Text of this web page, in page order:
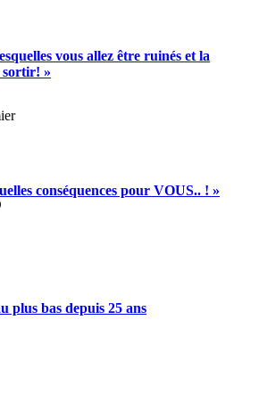
vous allez être ruinés et la
sortir! »
conséquences pour VOUS.. ! »
plus bas depuis 25 ans